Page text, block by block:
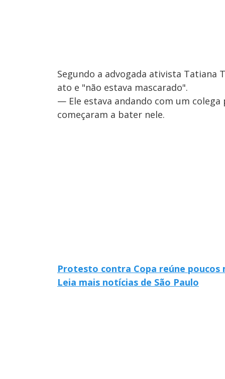
Segundo a advogada ativista
ato e "não estava mascarado".
— Ele estava andando com um
começaram a bater nele.
Protesto contra Copa reúne
Leia mais notícias de São Paulo